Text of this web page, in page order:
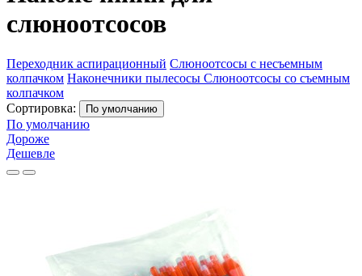
слюноотсосов
Переходник аспирационный Слюноотсосы с несъемным
колпачком Наконечники пылесосы Слюноотсосы со съемным
колпачком
Сортировка:
По умолчанию
По умолчанию
Дороже
Дешевле